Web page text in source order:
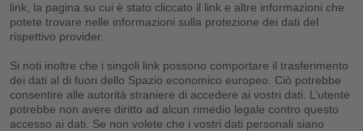
link, la pagina su cui è stato cliccato il link e altre informazioni che
potete trovare nelle informazioni sulla protezione dei dati del
rispettivo provider.
Si noti inoltre che i singoli link possono comportare il trasferimento
dei dati al di fuori dello Spazio economico europeo. Ciò potrebbe
consentire alle autorità straniere di accedere ai vostri dati. L’utente
potrebbe non avere diritto ad alcun rimedio legale contro questo
accesso ai dati. Se non volete che i vostri dati personali siano